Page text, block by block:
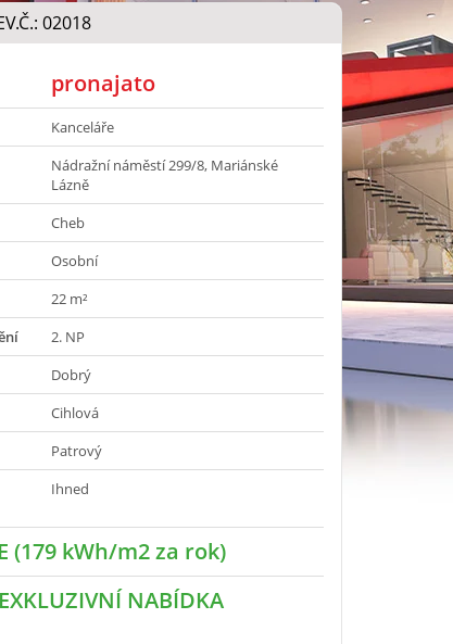
02018
pronajato
Kanceláře
Nádražní náměstí 299/8, Mariánské
Lázně
Cheb
Osobní
22 m²
2. NP
Dobrý
Cihlová
Patrový
Ihned
E (179 kWh/m2 za rok)
EXKLUZIVNÍ NABÍDKA